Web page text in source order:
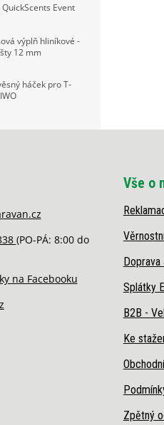
QuickScents Event
výplň hliníkové -
12 mm
háček pro T-
(PO-PÁ: 8:00 do
na Facebooku
Vše o
Splátky
B2B -
Ke
Zpětný